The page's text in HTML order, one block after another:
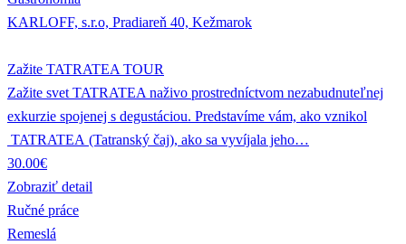
KARLOFF, s.r.o, Pradiareň 40, Kežmarok
Zažite TATRATEA TOUR
Zažite svet TATRATEA naživo prostredníctvom nezabudnuteľnej
exkurzie spojenej s degustáciou. Predstavíme vám, ako vznikol
TATRATEA (Tatranský čaj), ako sa vyvíjala jeho…
30.00€
Zobraziť detail
Ručné práce
Remeslá